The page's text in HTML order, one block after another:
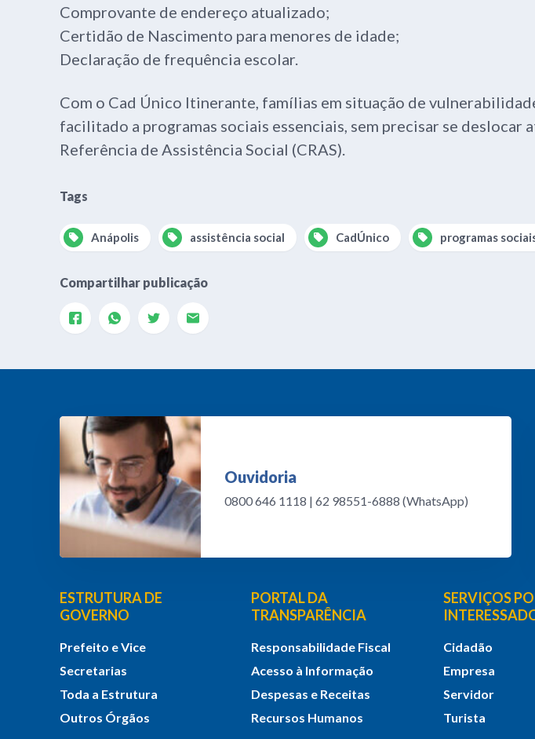
Comprovante de endereço atualizado;
Certidão de Nascimento para menores de idade;
Declaração de frequência escolar.
Com o Cad Único Itinerante, famílias em situação de
facilitado a programas sociais essenciais, sem precisar se deslocar
Referência de Assistência Social (CRAS).
Tags
Anápolis assistência social CadÚnico programas
Compartilhar publicação
Ouvidoria
0800 646 1118 | 62 98551-6888 (WhatsApp)
ESTRUTURA DE
GOVERNO
Prefeito e Vice
Secretarias
Toda a Estrutura
Outros Órgãos
PORTAL DA
TRANSPARÊNCIA
Responsabilidade Fiscal
Acesso à Informação
Despesas e Receitas
Recursos Humanos
SERVIÇOS
Cidadão
Empresa
Servidor
Turista